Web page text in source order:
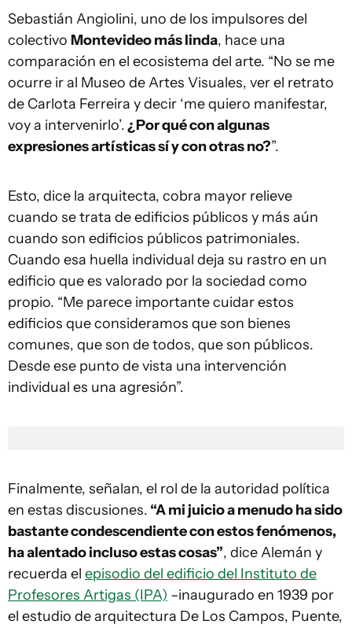
Sebastián Angiolini, uno de los impulsores del
colectivo Montevideo más linda, hace una
comparación en el ecosistema del arte. “No se me
ocurre ir al Museo de Artes Visuales, ver el retrato
de Carlota Ferreira y decir ‘me quiero manifestar,
voy a intervenirlo’.¿Por qué con algunas
expresiones artísticas sí y con otras no?”.
Esto, dice la arquitecta, cobra mayor relieve
cuando se trata de edificios públicos y más aún
cuando son edificios públicos patrimoniales.
Cuando esa huella individual deja su rastro en un
edificio que es valorado por la sociedad como
propio. “Me parece importante cuidar estos
edificios que consideramos que son bienes
comunes, que son de todos, que son públicos.
Desde ese punto de vista una intervención
individual es una agresión”.
Finalmente, señalan, el rol de la autoridad política
en estas discusiones. “A mi juicio a menudo ha sido
bastante condescendiente con estos fenómenos,
ha alentado incluso estas cosas”, dice Alemán y
recuerda el episodio del edificio del Instituto de
Profesores Artigas (IPA) –inaugurado en 1939 por
el estudio de arquitectura De Los Campos, Puente,